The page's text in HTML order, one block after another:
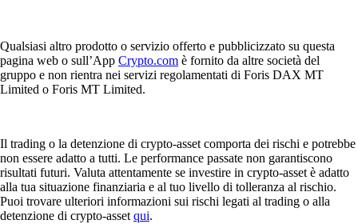
Qualsiasi altro prodotto o servizio offerto e pubblicizzato su questa
pagina web o sull’App Crypto.com è fornito da altre società del
gruppo e non rientra nei servizi regolamentati di Foris DAX MT
Limited o Foris MT Limited.
Il trading o la detenzione di crypto-asset comporta dei rischi e potrebbe
non essere adatto a tutti. Le performance passate non garantiscono
risultati futuri. Valuta attentamente se investire in crypto-asset è adatto
alla tua situazione finanziaria e al tuo livello di tolleranza al rischio.
Puoi trovare ulteriori informazioni sui rischi legati al trading o alla
detenzione di crypto-asset qui.